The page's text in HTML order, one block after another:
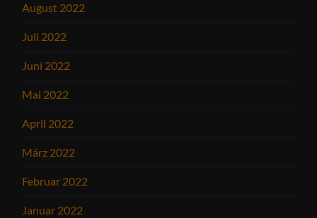
August 2022
Juli 2022
Juni 2022
Mai 2022
April 2022
März 2022
Februar 2022
Januar 2022